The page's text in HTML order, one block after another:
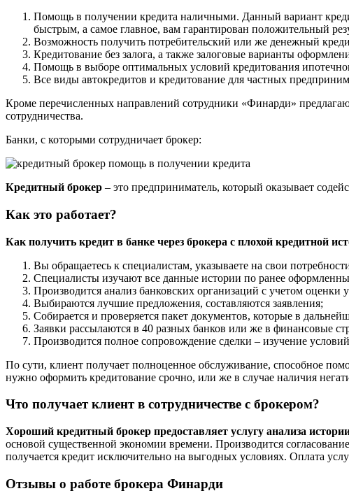
Помощь в получении кредита наличными. Данный вариант
быстрым, а самое главное, вам гарантирован положительный
Возможность получить потребительский или же денежный
Кредитование без залога, а также залоговые варианты
Помощь в выборе оптимальных условий кредитования
Все виды автокредитов и кредитование для частных
Кроме перечисленных направлений сотрудники «Финарди»
сотрудничества.
Банки, с которыми сотрудничает брокер:
Кредитный брокер – это предприниматель, который оказывает
Как это работает?
Как получить кредит в банке через брокера с плохой кредитной
Вы обращаетесь к специалистам, указываете на свои
Специалисты изучают все данные истории по ранее
Производится анализ банковских организаций с учетом оценки
Выбираются лучшие предложения, составляются заявления;
Собирается и проверяется пакет документов, которые в
Заявки рассылаются в 40 разных банков или же в финансовые
Производится полное сопровождение сделки – изучение
По сути, клиент получает полноценное обслуживание, способное
нужно оформить кредитование срочно, или же в случае наличия
Что получает клиент в сотрудничестве с брокером?
Хороший кредитный брокер предоставляет услугу анализа
основой существенной экономии времени. Производится
получается кредит исключительно на выгодных условиях. Оплата
Отзывы о работе брокера Финарди